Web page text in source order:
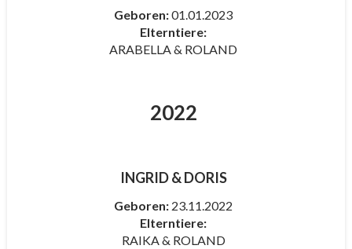
Geboren:01.01.2023
Elterntiere:
ARABELLA & ROLAND
2022
INGRID & DORIS
Geboren: 23.11.2022
Elterntiere:
RAIKA & ROLAND